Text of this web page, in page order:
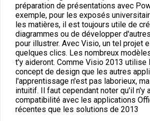
préparation de présentations avec
exemple, pour les exposés
les matières, il est toujours utile de
diagrammes ou de développer
pour illustrer. Avec Visio, un tel projet
quelques clics. Les nombreux
t'y aideront. Comme Visio 2013 utilise
concept de design que les autres
l'apprentissage n'est pas laborieux,
intuitif. Il faut cependant noter qu'il n'y
compatibilité avec les applications
récentes que les solutions de 2013